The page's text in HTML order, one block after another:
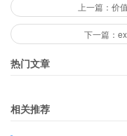
上一篇：价
下一篇：
热门文章
相关推荐